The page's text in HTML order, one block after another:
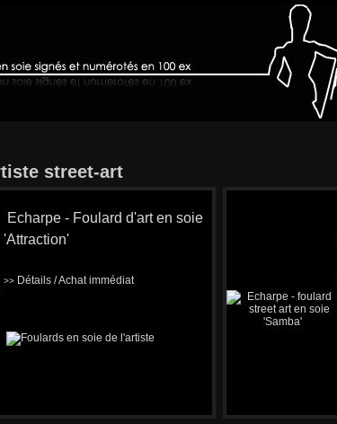
street-art
Echarpe - Foulard d'art en soie
'Attraction'
>> Détails / Achat immédiat